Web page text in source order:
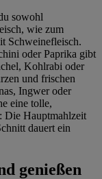
sowohl
wie zum
Schweinefleisch.
oder Paprika gibt
Kohlrabi oder
und frischen
Ingwer oder
eine tolle,
Die Hauptmahlzeit
dauert ein
genießen